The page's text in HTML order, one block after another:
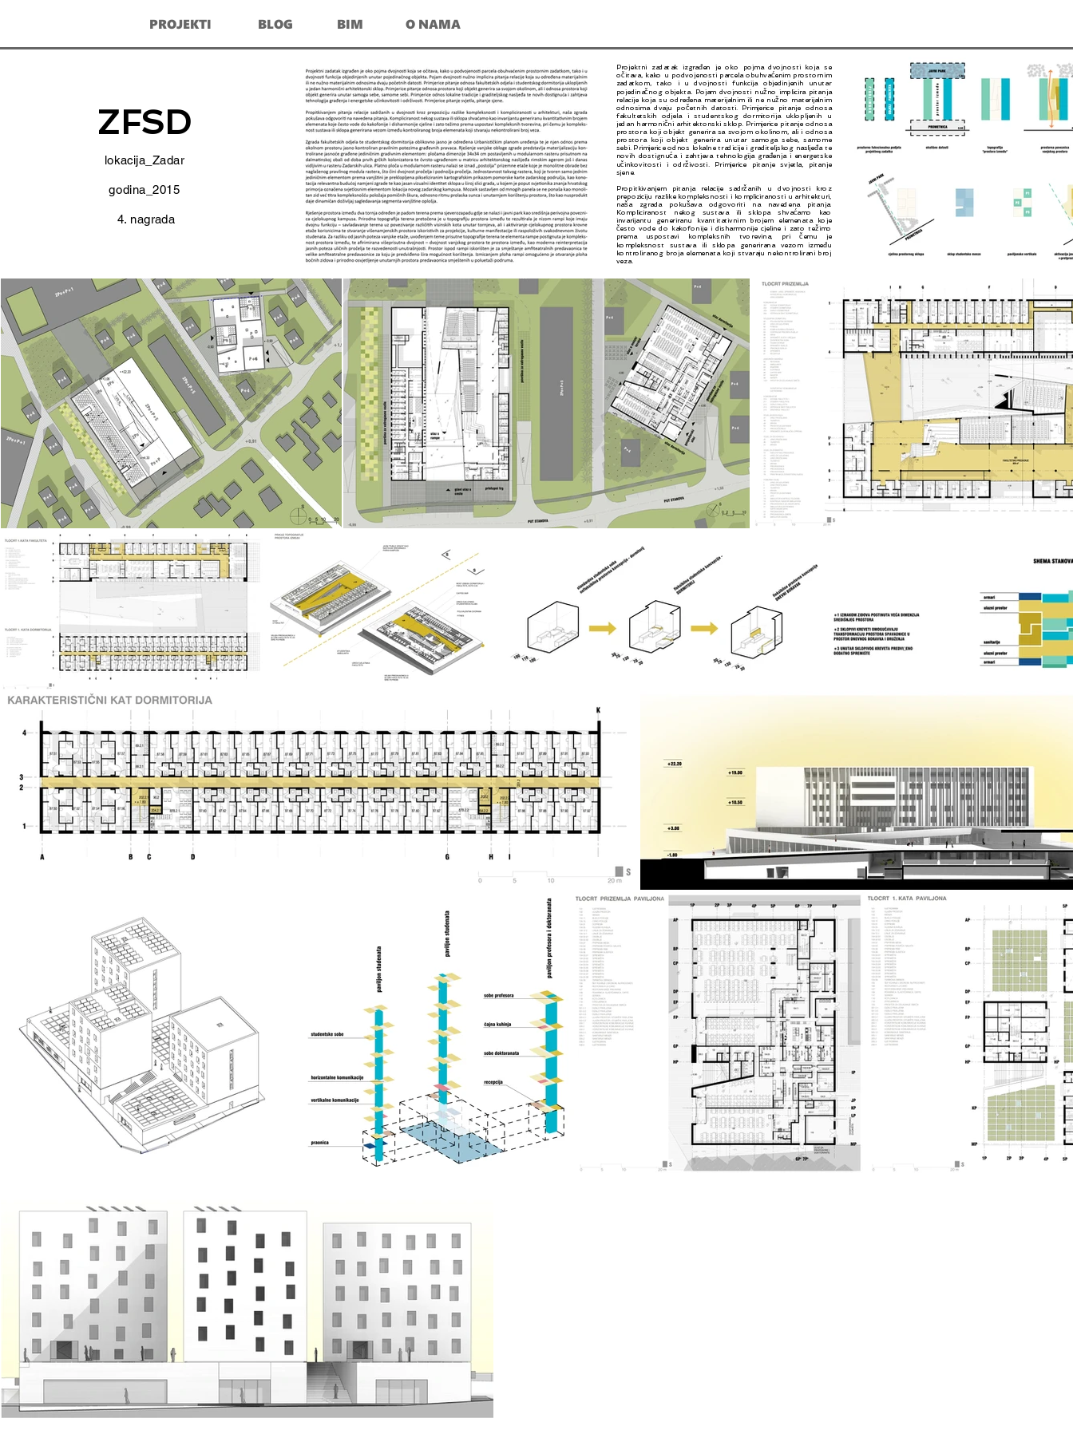
PROJEKTI BLOG O NAMA
BIM
ZFSD
lokacija_Zadar
godina_2015
4. nagrada
Projektni zadatak izgrađen je oko pojma dvojnosti koja se
očitava, kako u podvojenosti parcela obuhvaćenim prostornim
zadatkom, tako i u dvojnosti funkcija objedinjenih unutar
pojedinačnog objekta. Pojam dvojnosti nužno implicira pitanja
relacije koja su određena materijalnim ili ne nužno materijalnim
odnosima dvaju početnih datosti. Primjerice pitanje odnosa
fakultetskih odjela i studentskog dormitorija uklopljenih u
jedan harmonični arhitektonski sklop. Primjerice pitanje odnosa
prostora koji objekt generira sa svojom okolinom, ali i odnosa
prostora koji objekt generira unutar samoga sebe, samome
sebi. Primjerice odnos lokalne tradicije i graditeljskog nasljeđa te
novih dostignuća i zahtjeva tehnologija građenja i energetske
učinkovitosti i održivosti. Primjerice pitanje svjetla, pitanje
sjene.
Propitkivanjem pitanja relacije sadržanih u dvojnosti kroz
prepoziciju razlike kompleksnosti i kompliciranosti u arhitekturi,
naša zgrada pokušava odgovoriti na navedena pitanja.
Kompliciranost nekog sustava ili sklopa shvaćamo kao
invarijantu generiranu kvantitativnim brojem elemenata koje
često vode do kakofonije i disharmonije cjeline i zato težimo
prema uspostavi kompleksnih tvorevina, pri čemu je
kompleksnost sustava ili sklopa generirana vezom između
kontroliranog broja elemenata koji stvaraju nekontrolirani broj
veza.